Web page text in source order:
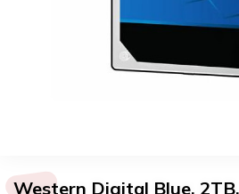
Western Digital Blue,